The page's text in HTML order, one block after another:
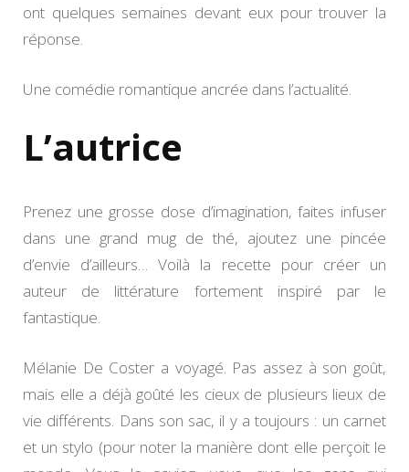
ont quelques semaines devant eux pour trouver la
réponse.
Une comédie romantique ancrée dans l’actualité.
L’autrice
Prenez une grosse dose d’imagination, faites infuser
dans une grand mug de thé, ajoutez une pincée
d’envie d’ailleurs… Voilà la recette pour créer un
auteur de littérature fortement inspiré par le
fantastique.
Mélanie De Coster a voyagé. Pas assez à son goût,
mais elle a déjà goûté les cieux de plusieurs lieux de
vie différents. Dans son sac, il y a toujours : un carnet
et un stylo (pour noter la manière dont elle perçoit le